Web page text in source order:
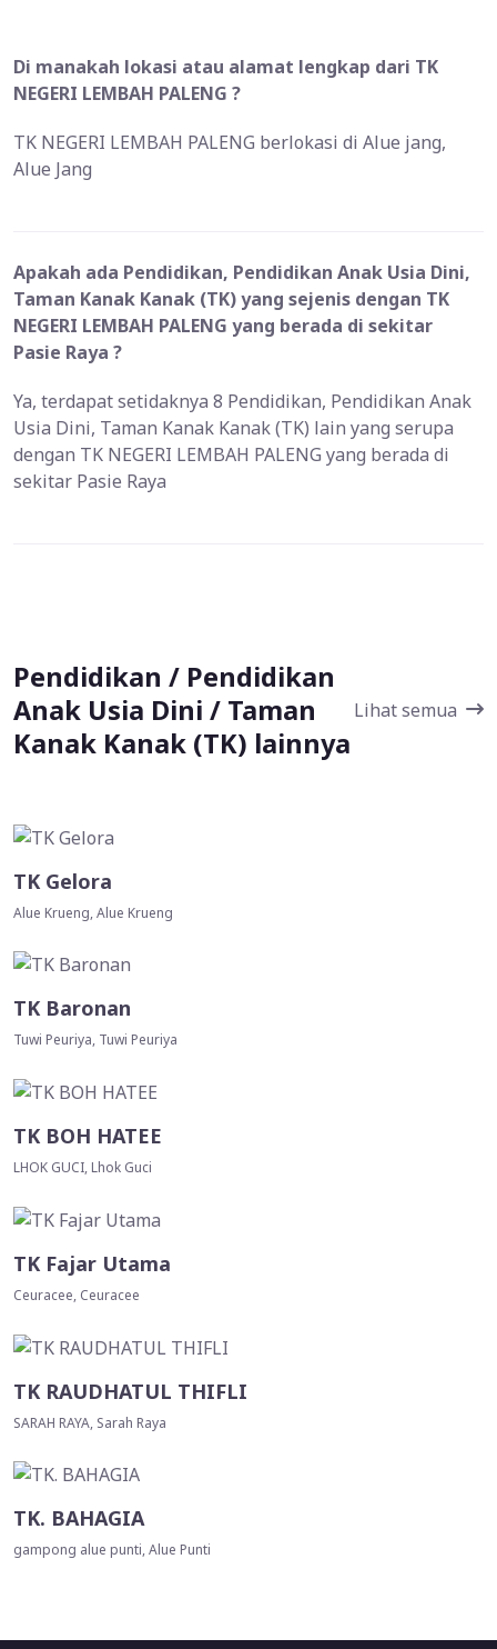
Di manakah lokasi atau alamat lengkap dari TK
NEGERI LEMBAH PALENG ?
TK NEGERI LEMBAH PALENG berlokasi di Alue jang,
Alue Jang
Apakah ada Pendidikan, Pendidikan Anak Usia Dini,
Taman Kanak Kanak (TK) yang sejenis dengan TK
NEGERI LEMBAH PALENG yang berada di sekitar
Pasie Raya ?
Ya, terdapat setidaknya 8 Pendidikan, Pendidikan Anak
Usia Dini, Taman Kanak Kanak (TK) lain yang serupa
dengan TK NEGERI LEMBAH PALENG yang berada di
sekitar Pasie Raya
Pendidikan / Pendidikan
Anak Usia Dini / Taman
Kanak Kanak (TK) lainnya
Lihat semua
TK Gelora
Alue Krueng, Alue Krueng
TK Baronan
Tuwi Peuriya, Tuwi Peuriya
TK BOH HATEE
LHOK GUCI, Lhok Guci
TK Fajar Utama
Ceuracee, Ceuracee
TK RAUDHATUL THIFLI
SARAH RAYA, Sarah Raya
TK. BAHAGIA
gampong alue punti, Alue Punti